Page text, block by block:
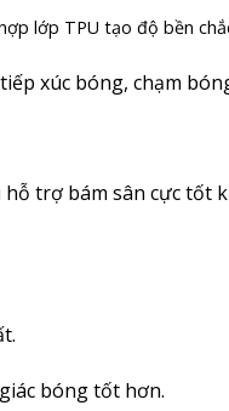
lớp TPU tạo độ bền
xúc bóng, chạm
trợ bám sân cực tốt
bóng tốt hơn.